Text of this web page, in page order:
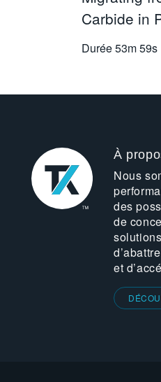
Carbide in
Durée53m 59s
À
Nous
des
de
et